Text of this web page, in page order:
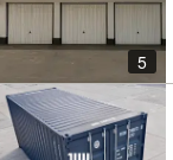
5